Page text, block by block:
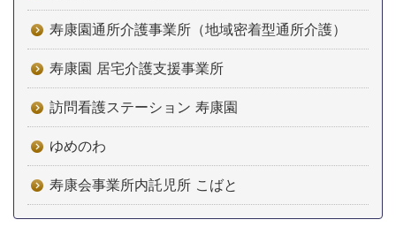
寿康園通所介護事業所（地域密着型通所介護）
寿康園 居宅介護支援事業所
訪問看護ステーション 寿康園
ゆめのわ
寿康会事業所内託児所 こばと